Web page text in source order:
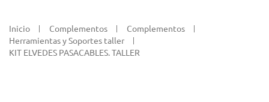
Inicio Complementos
Complementos
Herramientas y Soportes taller
KIT ELVEDES PASACABLES. TALLER